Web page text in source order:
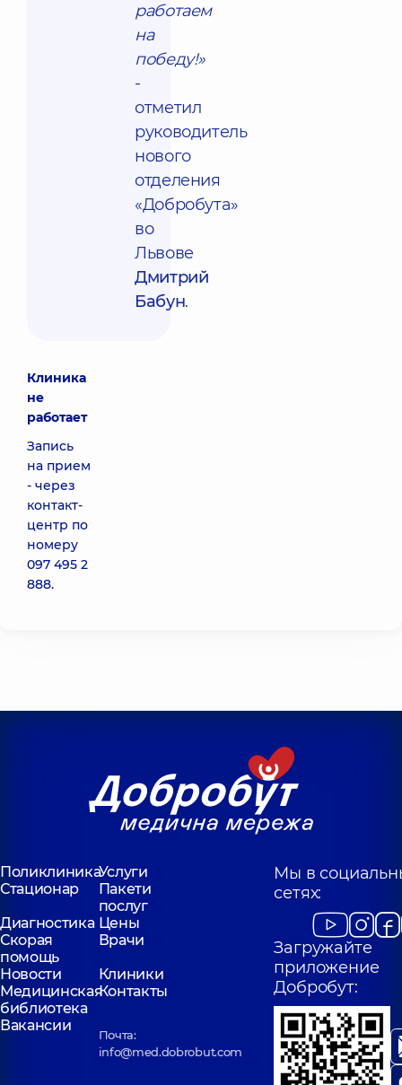
работаем
на
победу!»
-
отметил
руководитель
нового
отделения
«Добробута»
во
Львове
Дмитрий
Бабун.
Клиника
не
работает
Запись
на прием
- через
контакт-
центр по
номеру
097 495 2
888.
ПоликлиникаУслуги
Стационар
Пакети
послуг
Диагностика Цены
Скорая
помощь
Врачи
Новости
Клиники
Медицинская
библиотека
Контакты
Вакансии
Почта:
info@med.dobrobut.com
Мы в
сетях:
Загружайте
приложение
Добробут: